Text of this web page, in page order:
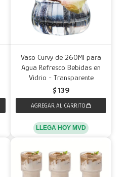
Vaso Curvy de 260Ml para
Agua Refresco Bebidas en
Vidrio - Transparente
$ 139
LLEGA HOY MVD